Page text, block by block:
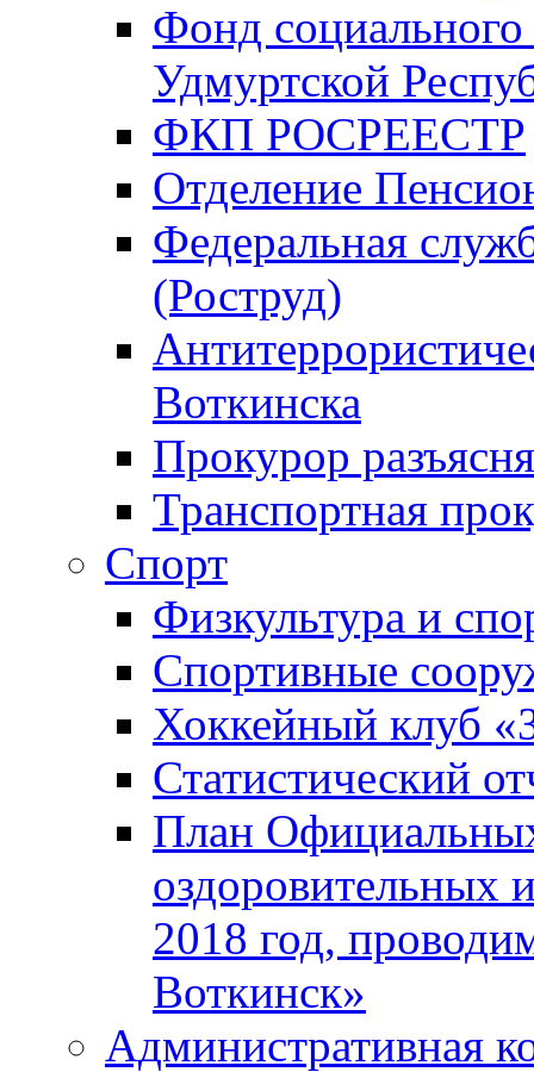
Фонд
Удмуртской
ФКП РОСРЕЕСТР
Отделение
Федеральная
(Роструд)
Воткинска
Прокурор
Транспортная
Спорт
Физкультура и
Спортивные
Хоккейный клуб
Статистический
План
оздоровительных
2018 год,
Воткинск»
Административная